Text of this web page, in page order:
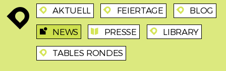
enroute enroute AKTUELL enroute FEIERTAGE enroute BLOG
aktuell NEWS presse PRESSE enroute LIBRARY
enroute TABLES RONDES